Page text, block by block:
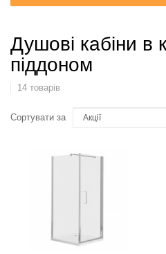
Душові кабіни в
піддоном
14 товарів
Сортувати за